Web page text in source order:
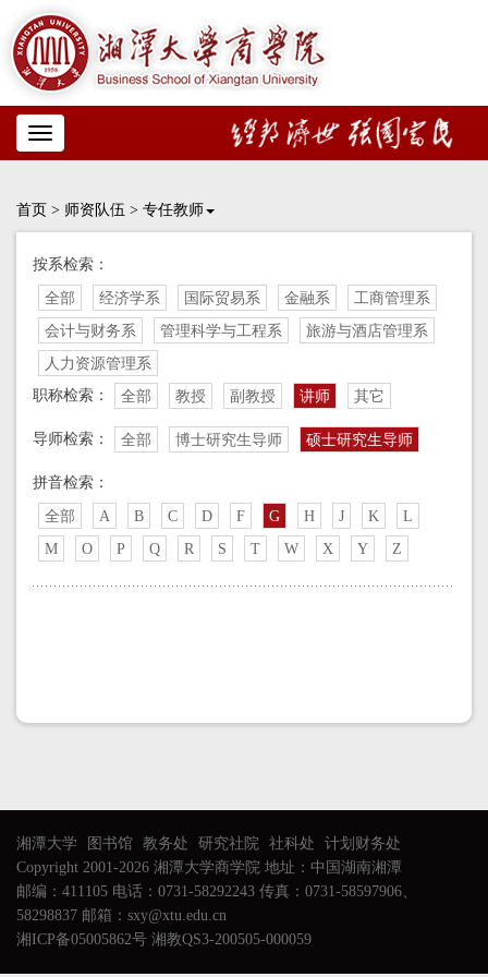
Toggle
navigation
首页 > 师资队伍 > 专任教师
按系检索：
全部 经济学系 国际贸易系 金融系
工商管理系
会计与财务系
管理科学与工程系
旅游与酒店管理系
人力资源管理系
职称检索：
全部 教授 副教授 讲师 其它
导师检索： 全部 博士研究生导师 硕士研究生导师
拼音检索：
全部 A B C D F G H J K
L
M
O P Q R S T W X Y Z
湘潭大学 图书馆 教务处 研究社院 社科处
计划财务处
Copyright 2001-2026 湘潭大学商学院 地址：中国湖南湘潭
邮编：411105 电话：0731-58292243 传真：0731-58597906、
58298837 邮箱：sxy@xtu.edu.cn
湘ICP备05005862号 湘教QS3-200505-000059